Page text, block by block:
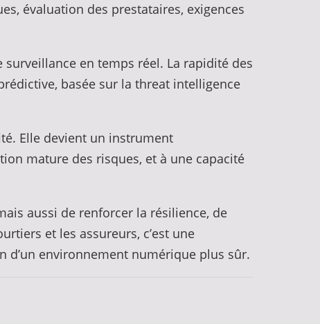
évaluation des prestataires, exigences
en temps réel. La rapidité des
basée sur la threat intelligence
Elle devient un instrument
mature des risques, et à une capacité
aussi de renforcer la résilience, de
et les assureurs, c’est une
environnement numérique plus sûr.